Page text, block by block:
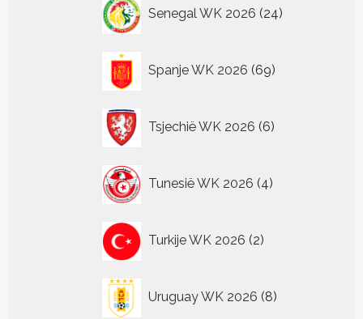
Senegal WK 2026 24
producten
Spanje WK 2026 69
producten
Tsjechië WK 2026 6
producten
Tunesië WK 2026 4
producten
Turkije WK 2026 2
producten
Uruguay WK 2026 8
producten